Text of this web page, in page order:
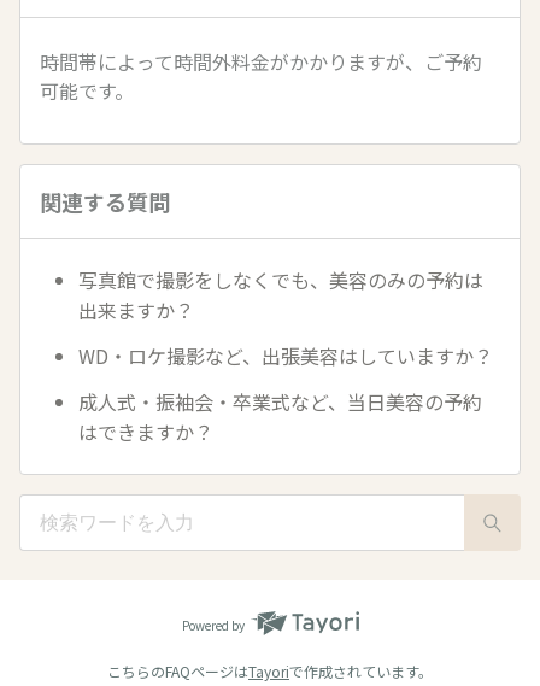
時間帯によって時間外料金がかかりますが、ご予約
可能です。
関連する質問
写真館で撮影をしなくでも、美容のみの予約は
出来ますか？
WD・ロケ撮影など、出張美容はしていますか？
成人式・振袖会・卒業式など、当日美容の予約
はできますか？
Powered by
こちらのFAQページはTayoriで作成されています。